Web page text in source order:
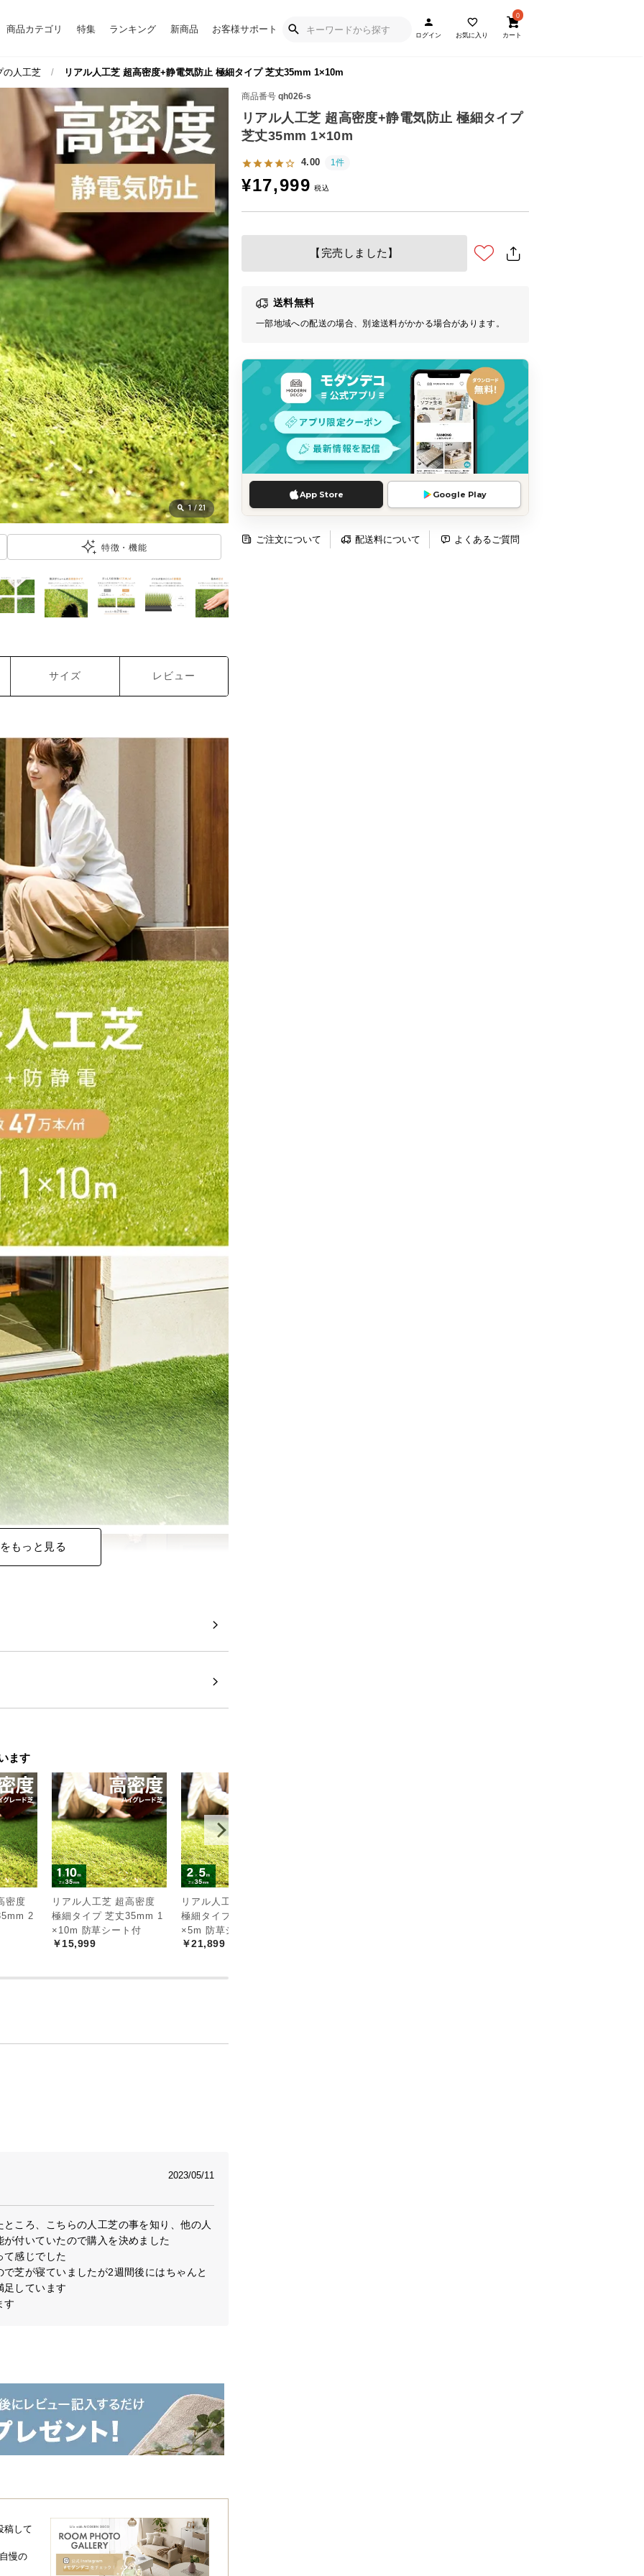
商品カテゴリ 特集 ランキング 新商品 お客様サポート
ログイン お気に入り
0
カート
の人工芝 リアル人工芝 超高密度+静電気防止 極細タイプ 芝丈35mm 1×10m
商品番号 qh026-s
リアル人工芝 超高密度+静電気防止 極細タイプ
芝丈35mm 1×10m
4.00 1件
¥17,999
【完売しました】
送料無料
一部地域への配送の場合、別途送料がかかる場合があります。
App Store Google Play
ご注文について 配送料について よくあるご質問
1/ 21
特徴・機能
サイズ レビュー
もっと見る
ます
密度
2
リアル人工芝 超高密度
極細タイプ 芝丈35mm 1
×10m 防草シート付
￥15,999
リアル人工芝 超高密度
極細タイプ 芝丈35mm 2
×5m 防草シート付
￥21,899
2023/05/11
ころ、こちらの人工芝の事を知り、他の人
付いていたので購入を決めました
て感じでした
芝が寝ていましたが2週間後にはちゃんと
足しています
す
稿して
慢の